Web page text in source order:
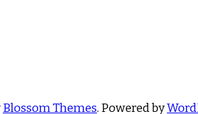
Blossom Themes. Powered by